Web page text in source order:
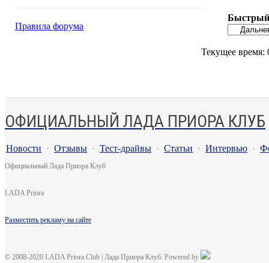
Правила форума
Быстрый
Текущее время:
ОФИЦИАЛЬНЫЙ ЛАДА ПРИОРА КЛУБ
Новости · Отзывы · Тест-драйвы · Статьи · Интервью ·
Официальный Лада Приора Клуб
LADA Priora
Разместить рекламу на сайте
© 2008-2020 LADA Priora Club | Лада Приора Клуб. Powered by